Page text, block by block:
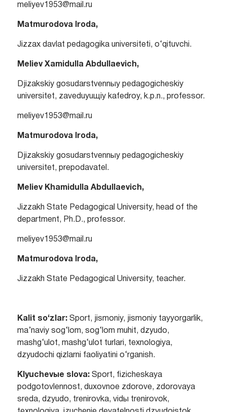
meliyev1953@mail.ru
Matmurodova Iroda,
Jizzax davlat pedagogika universiteti, o‘qituvchi.
Meliev Xamidulla Abdullaevich,
Djizakskiy gosudarstvennыy pedagogicheskiy
universitet, zaveduyuщiy kafedroy, k.p.n., professor.
meliyev1953@mail.ru
Matmurodova Iroda,
Djizakskiy gosudarstvennыy pedagogicheskiy
universitet, prepodavatel.
Meliev Khamidulla Abdullaevich,
Jizzakh State Pedagogical University, head of the
department, Ph.D., professor.
meliyev1953@mail.ru
Matmurodova Iroda,
Jizzakh State Pedagogical University, teacher.
Kalit so‘zlar: Sport, jismoniy, jismoniy tayyorgarlik,
ma’naviy sog‘lom, sog‘lom muhit, dzyudo,
mashg‘ulot, mashg‘ulot turlari, texnologiya,
dzyudochi qizlarni faoliyatini o‘rganish.
Klyuchevыe slova:Sport, fizicheskaya
podgotovlennost, duxovnoe zdorove, zdorovaya
sreda, dzyudo, trenirovka, vidы trenirovok,